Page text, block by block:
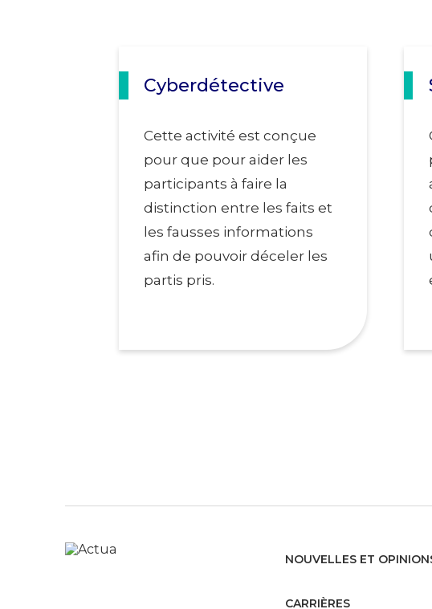
Cyberdétective
Cette activité est conçue
pour que pour aider les
participants à faire la
distinction entre les faits et
les fausses informations
afin de pouvoir déceler les
partis pris.
NOUVELLES ET
CARRIÈRES